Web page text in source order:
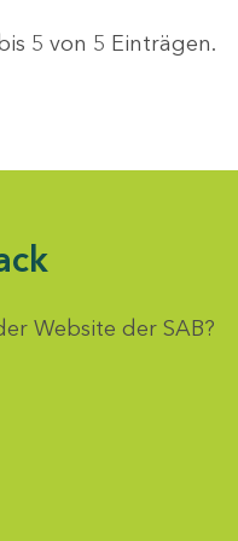
5 von 5 Einträgen.
Website der SAB?
auswählen